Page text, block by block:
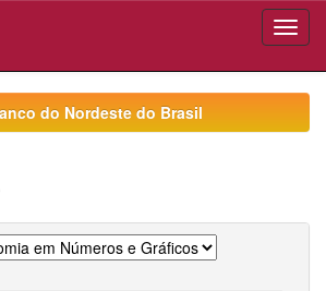
do Nordeste do Brasil